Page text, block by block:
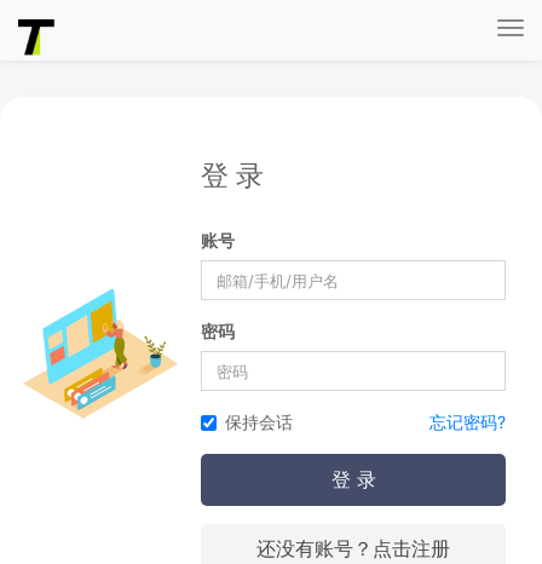
登 录
账号
密码
保持会话 忘记密码?
登 录
还没有账号？点击注册